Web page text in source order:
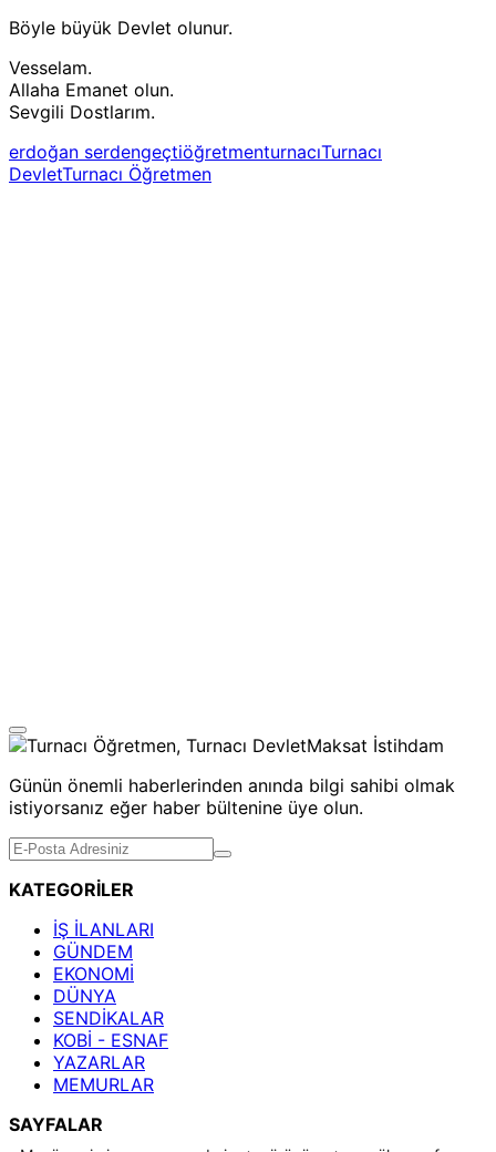
Böyle büyük Devlet olunur.
Vesselam.
Allaha Emanet olun.
Sevgili Dostlarım.
erdoğan serdengeçtiöğretmenturnacıTurnacı
DevletTurnacı Öğretmen
Günün önemli haberlerinden anında bilgi sahibi olmak
istiyorsanız eğer haber bültenine üye olun.
KATEGORİLER
İŞ İLANLARI
GÜNDEM
EKONOMİ
DÜNYA
SENDİKALAR
KOBİ - ESNAF
YAZARLAR
MEMURLAR
SAYFALAR